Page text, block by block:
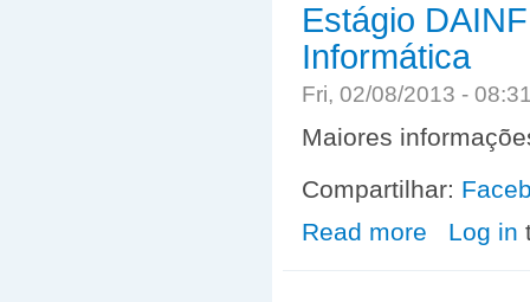
Estágio
Informática
Fri, 02/08/2013 -
Maiores
Compartilhar:
Read more about Estágio
Log in